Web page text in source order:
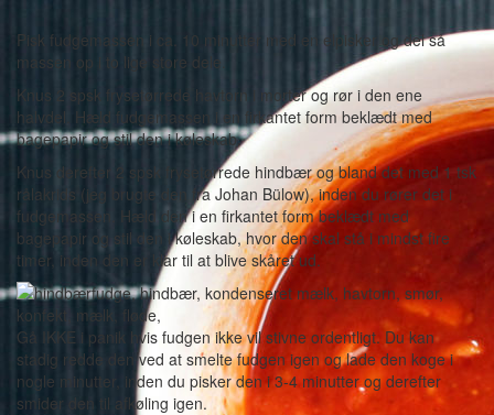
Pisk fudgemassen i ca. 10 minutter med en elpisker og del så
massen op i to lige store dele.
Knus 2 spsk frysetørrede havtorn i morter og rør i den ene
halvdel. Hæld fudgemassen i en firkantet form beklædt med
bagepapir og stil den i køleskab.
Knus derefter 2 spsk frysetørrede hindbær og bland det med 1 tsk
rålakrids (jeg brugte den fra Johan Bülow), inden du rører det i
fudgemassen. Hæld den i en firkantet form beklædt med
bagepapir og stil den i køleskab, hvor den skal stå i mindst fire
timer, inden den er klar til at blive skåret ud.
Gå IKKE i panik hvis fudgen ikke vil stivne ordentligt. Du kan
stadig redde den ved at smelte fudgen igen og lade den koge i
nogle minutter, inden du pisker den i 3-4 minutter og derefter
smider den til afkøling igen.